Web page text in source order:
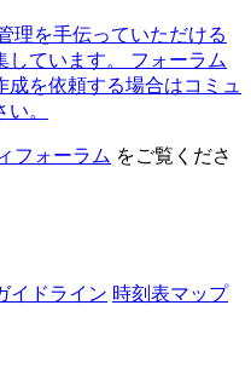
理を手伝っていただける
ています。
フォーラム
を依頼する場合はコミュ
。
フォーラム をご覧くださ
イドライン 時刻表マップ